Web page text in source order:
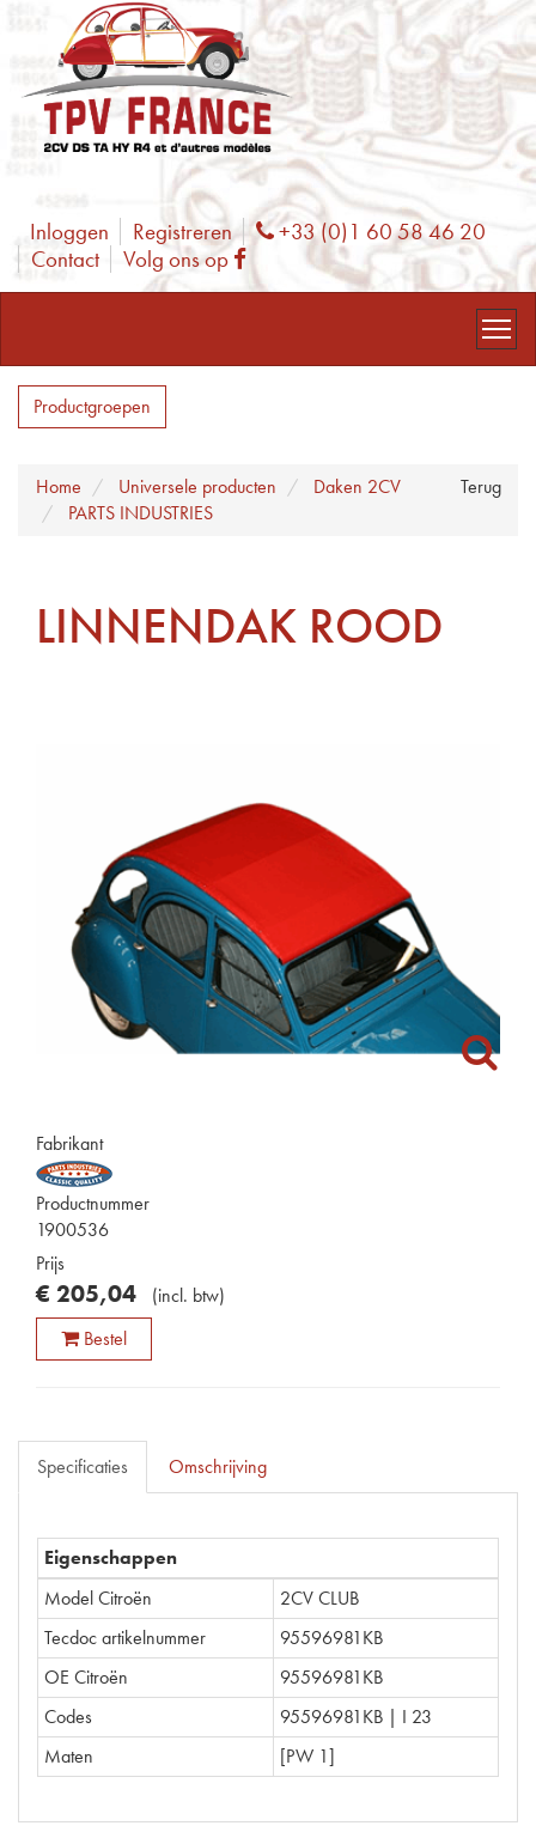
Inloggen Registreren Phone
+33 (0)1 60 58 46 20
Contact
Volg ons op Facebook
Productgroepen
Terug
Home Universele producten
Daken 2CV
PARTS INDUSTRIES
LINNENDAK ROOD
Fabrikant
Productnummer
1900536
Prijs
€ 205,04 (incl. btw)
Bestel
Specificaties Omschrijving
Eigenschappen
Model Citroën
2CV CLUB
Tecdoc artikelnummer
95596981KB
OE Citroën
95596981KB
Codes
95596981KB | I 23
Maten
[PW 1]